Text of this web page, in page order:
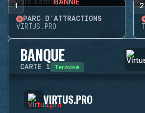
1 BANNIE
PARC D'ATTRACTIONS
VIRTUS.PRO
2
BANQUE
CARTE 1 Terminé
VIRTUS.PRO